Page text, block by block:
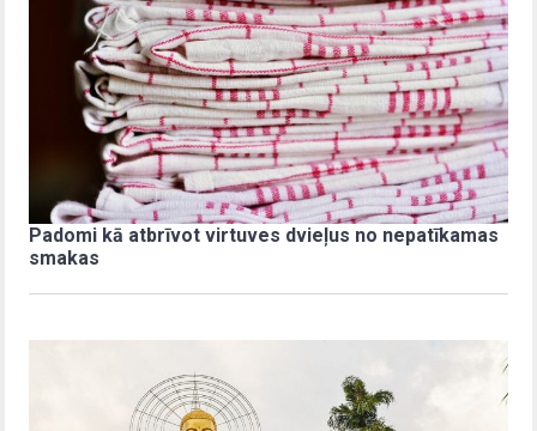
Padomi kā atbrīvot virtuves dvieļus no nepatīkamas
smakas